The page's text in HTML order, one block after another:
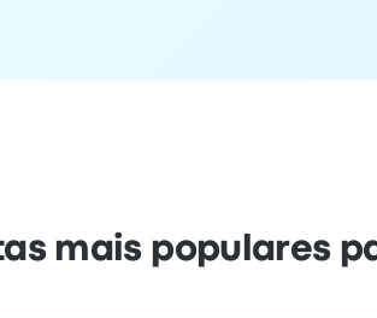
mais populares